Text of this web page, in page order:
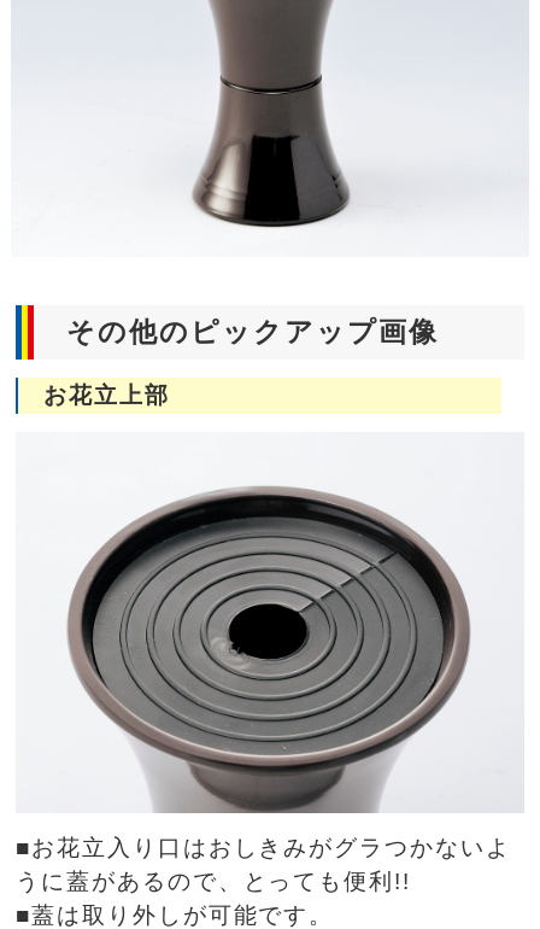
その他のピックアップ画像
お花立上部
■お花立入り口はおしきみがグラつかないよ
うに蓋があるので、とっても便利!!
■蓋は取り外しが可能です。